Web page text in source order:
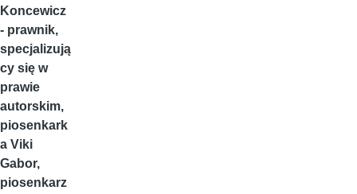
Koncewicz
- prawnik,
specjalizują
cy się w
prawie
autorskim,
piosenkark
a Viki
Gabor,
piosenkarz